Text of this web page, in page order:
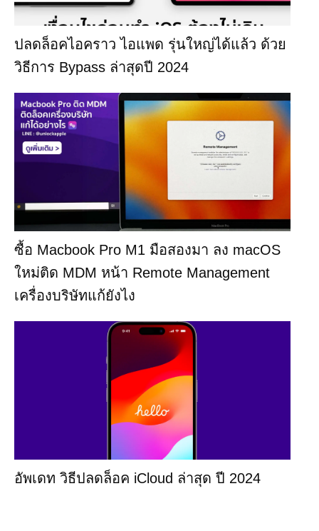
ปลดล็อคไอคราว ไอแพด รุ่นใหญ่ได้แล้ว ด้วย
วิธีการ Bypass ล่าสุดปี 2024
ซื้อ Macbook Pro M1 มือสองมา ลง macOS
ใหม่ติด MDM หน้า Remote Management
เครื่องบริษัทแก้ยังไง
อัพเดท วิธีปลดล็อค iCloud ล่าสุด ปี 2024